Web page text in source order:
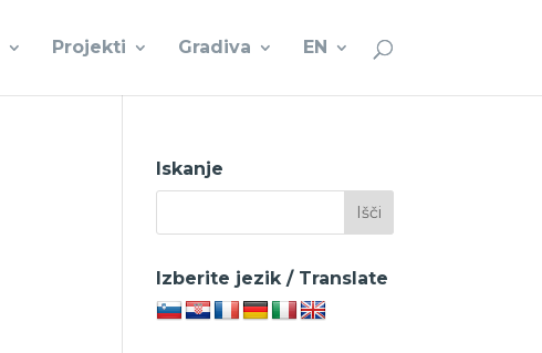
Projekti Gradiva EN
Iskanje
Izberite jezik / Translate